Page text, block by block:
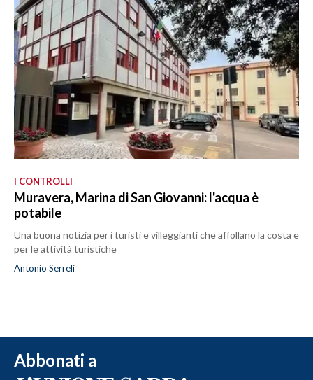
I CONTROLLI
Muravera, Marina di San Giovanni: l'acqua è
potabile
Una buona notizia per i turisti e villeggianti che affollano la costa e
per le attività turistiche
Antonio Serreli
Abbonati a